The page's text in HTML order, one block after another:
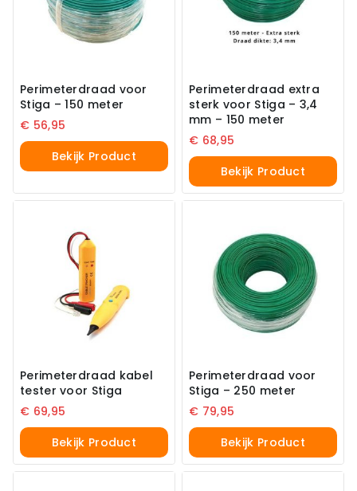
Perimeterdraad voor
Stiga – 150 meter
€ 56,95
Bekijk Product
Perimeterdraad extra
sterk voor Stiga – 3,4
mm – 150 meter
€ 68,95
Bekijk Product
Perimeterdraad kabel
tester voor Stiga
€ 69,95
Bekijk Product
Perimeterdraad voor
Stiga – 250 meter
€ 79,95
Bekijk Product